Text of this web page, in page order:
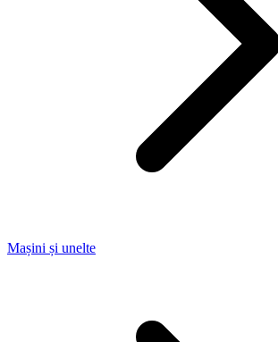
Mașini și unelte